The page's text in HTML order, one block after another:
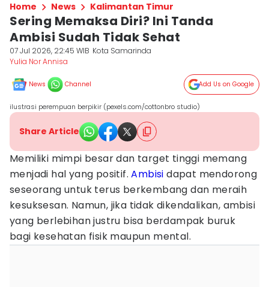
Home News Kalimantan Timur
Sering Memaksa Diri? Ini Tanda
Ambisi Sudah Tidak Sehat
07 Jul 2026, 22:45 WIB Kota Samarinda
Yulia Nor Annisa
News Channel Add Us on Google
ilustrasi perempuan berpikir (pexels.com/cottonbro studio)
Share Article
Memiliki mimpi besar dan target tinggi memang
menjadi hal yang positif.Ambisi dapat mendorong
seseorang untuk terus berkembang dan meraih
kesuksesan. Namun, jika tidak dikendalikan, ambisi
yang berlebihan justru bisa berdampak buruk
bagi kesehatan fisik maupun mental.